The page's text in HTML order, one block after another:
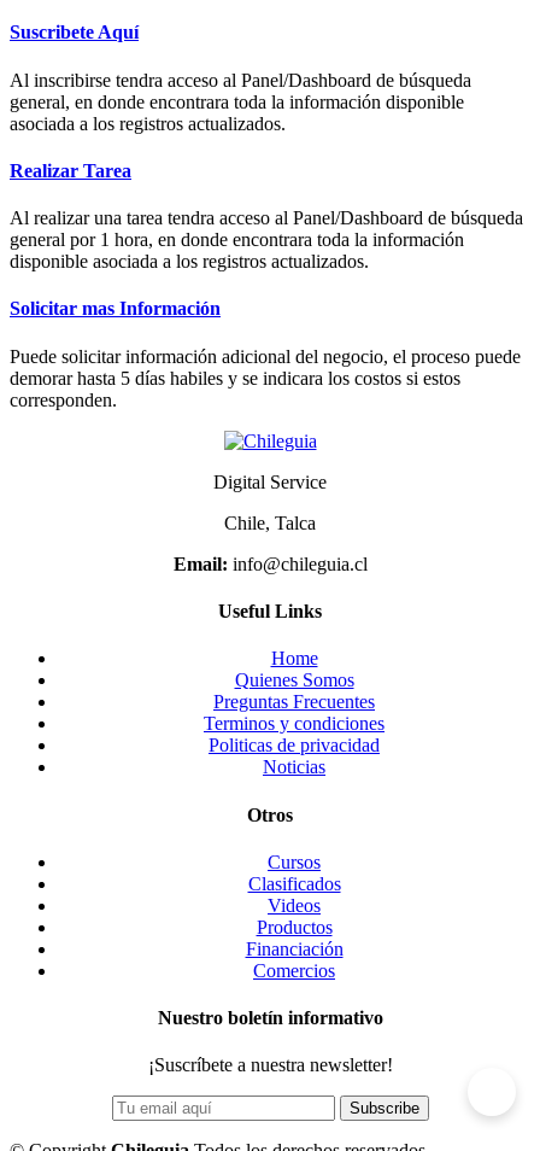
Suscribete Aquí
Al inscribirse tendra acceso al Panel/Dashboard de búsqueda
general, en donde encontrara toda la información disponible
asociada a los registros actualizados.
Realizar Tarea
Al realizar una tarea tendra acceso al Panel/Dashboard de búsqueda
general por 1 hora, en donde encontrara toda la información
disponible asociada a los registros actualizados.
Solicitar mas Información
Puede solicitar información adicional del negocio, el proceso puede
demorar hasta 5 días habiles y se indicara los costos si estos
corresponden.
Digital Service
Chile, Talca
Email: info@chileguia.cl
Useful Links
Home
Quienes Somos
Preguntas Frecuentes
Terminos y condiciones
Politicas de privacidad
Noticias
Otros
Cursos
Clasificados
Videos
Productos
Financiación
Comercios
Nuestro boletín informativo
¡Suscríbete a nuestra newsletter!